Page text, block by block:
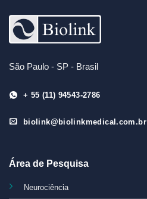
São Paulo - SP - Brasil
+ 55 (11) 94543-2786
biolink@biolinkmedical.com.br
Área de Pesquisa
Neurociência